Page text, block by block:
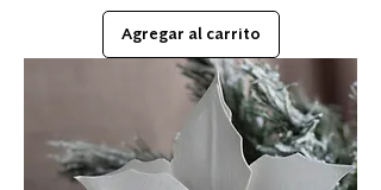
Agregar al carrito